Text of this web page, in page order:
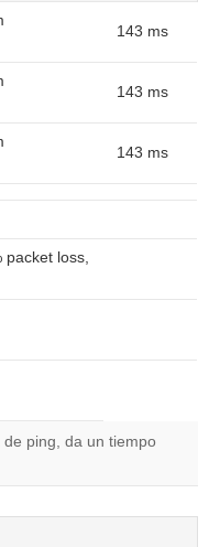
143 ms
143 ms
143 ms
packet loss,
ping, da un tiempo